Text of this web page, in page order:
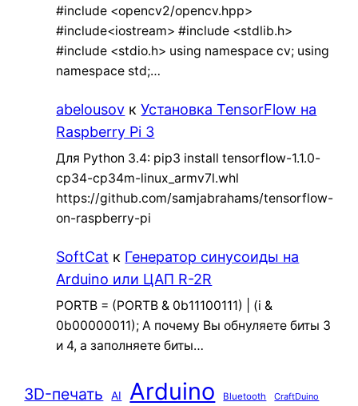
#include <opencv2/opencv.hpp>
#include<iostream> #include <stdlib.h>
#include <stdio.h> using namespace cv; using
namespace std;…
abelousov кУстановка TensorFlow на
Raspberry Pi 3
Для Python 3.4: pip3 install tensorflow-1.1.0-
cp34-cp34m-linux_armv7l.whl
https://github.com/samjabrahams/tensorflow-
on-raspberry-pi
SoftCat к Генератор синусоиды на
Arduino или ЦАП R-2R
PORTB = (PORTB & 0b11100111) | (i &
0b00000011); А почему Вы обнуляете биты 3
и 4, а заполняете биты…
3D-печать AI Arduino Bluetooth CraftDuino